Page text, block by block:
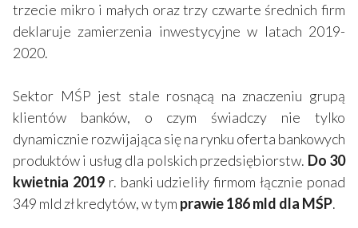
trzecie mikro i małych oraz trzy czwarte średnich firm
deklaruje zamierzenia inwestycyjne w latach 2019-
2020.
Sektor MŚP jest stale rosnącą na znaczeniu grupą
klientów banków, o czym świadczy nie tylko
dynamicznie rozwijająca się na rynku oferta bankowych
produktów i usług dla polskich przedsiębiorstw. Do 30
kwietnia 2019 r. banki udzieliły firmom łącznie ponad
349 mld zł kredytów, w tym prawie 186 mld dla MŚP.